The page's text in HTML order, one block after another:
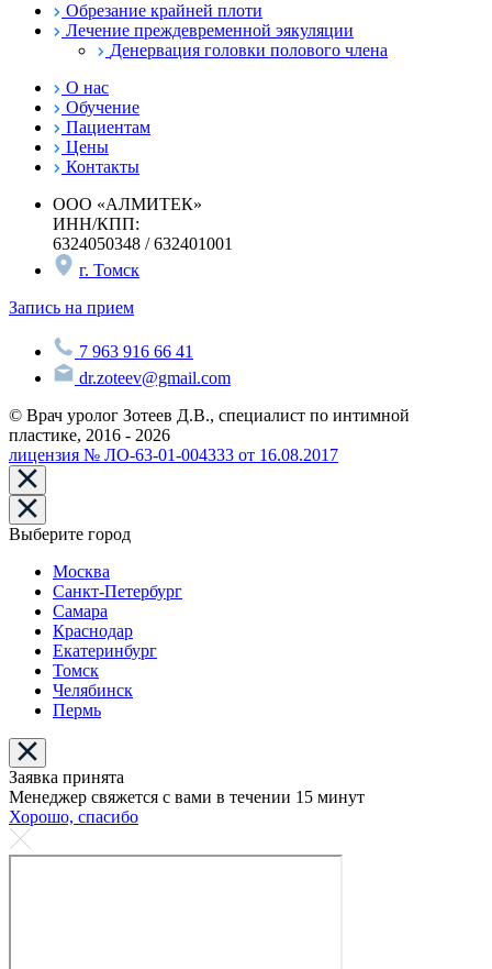
Обрезание крайней плоти
Лечение преждевременной эякуляции
Денервация головки полового члена
О нас
Обучение
Пациентам
Цены
Контакты
ООО «АЛМИТЕК»
ИНН/КПП:
6324050348 / 632401001
г. Томск
Запись на прием
7 963 916 66 41
dr.zoteev@gmail.com
© Врач уролог Зотеев Д.В., специалист по интимной
пластике, 2016 - 2026
лицензия № ЛО-63-01-004333 от 16.08.2017
Выберите город
Москва
Санкт-Петербург
Самара
Краснодар
Екатеринбург
Томск
Челябинск
Пермь
Заявка принята
Менеджер свяжется с вами в течении 15 минут
Хорошо, спасибо